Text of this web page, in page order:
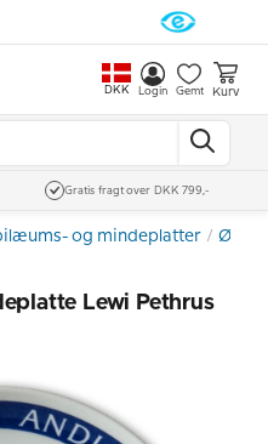
DKK Login Gemt Kurv
Gratis fragt over DKK 799,-
og mindeplatter
Lewi Pethrus